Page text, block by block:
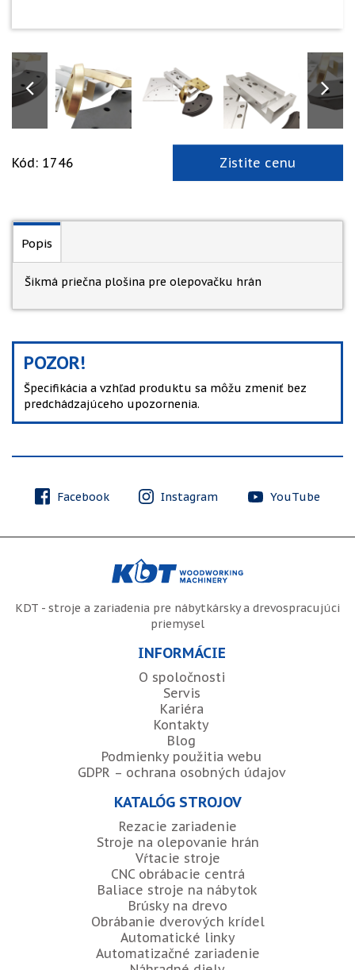
Kód: 1746 Zistite cenu
Popis
Šikmá priečna plošina pre olepovačku hrán
POZOR!
Špecifikácia a vzhľad produktu sa môžu zmeniť bez
predchádzajúceho upozornenia.
Facebook Instagram YouTube
KDT - stroje a zariadenia pre nábytkársky a drevospracujúci
priemysel
INFORMÁCIE
O spoločnosti
Servis
Kariéra
Kontakty
Blog
Podmienky použitia webu
GDPR – ochrana osobných údajov
KATALÓG STROJOV
Rezacie zariadenie
Stroje na olepovanie hrán
Vŕtacie stroje
CNC obrábacie centrá
Baliace stroje na nábytok
Brúsky na drevo
Obrábanie dverových krídel
Automatické linky
Automatizačné zariadenie